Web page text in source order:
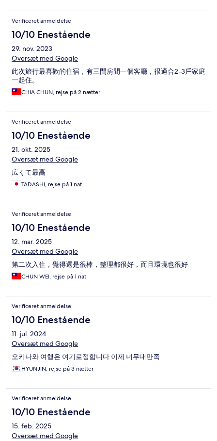
Verificeret anmeldelse
10/10 Enestående
29. nov. 2023
Oversæt med Google
此次旅行最喜歡的住宿，有三間房間一個客廳，很適合2-3戶家庭
一起住。
CHIA CHUN, rejse på 2 nætter
Verificeret anmeldelse
10/10 Enestående
21. okt. 2025
Oversæt med Google
広くて最高
TADASHI, rejse på 1 nat
Verificeret anmeldelse
10/10 Enestående
12. mar. 2025
Oversæt med Google
第二次入住，覺得還是很棒，整理都很好，而且環境也很好
CHUN WEI, rejse på 1 nat
Verificeret anmeldelse
10/10 Enestående
11. jul. 2024
Oversæt med Google
오키나와 여행은 여기로정합니다 이제 너무대만족
HYUNJIN, rejse på 3 nætter
Verificeret anmeldelse
10/10 Enestående
15. feb. 2025
Oversæt med Google